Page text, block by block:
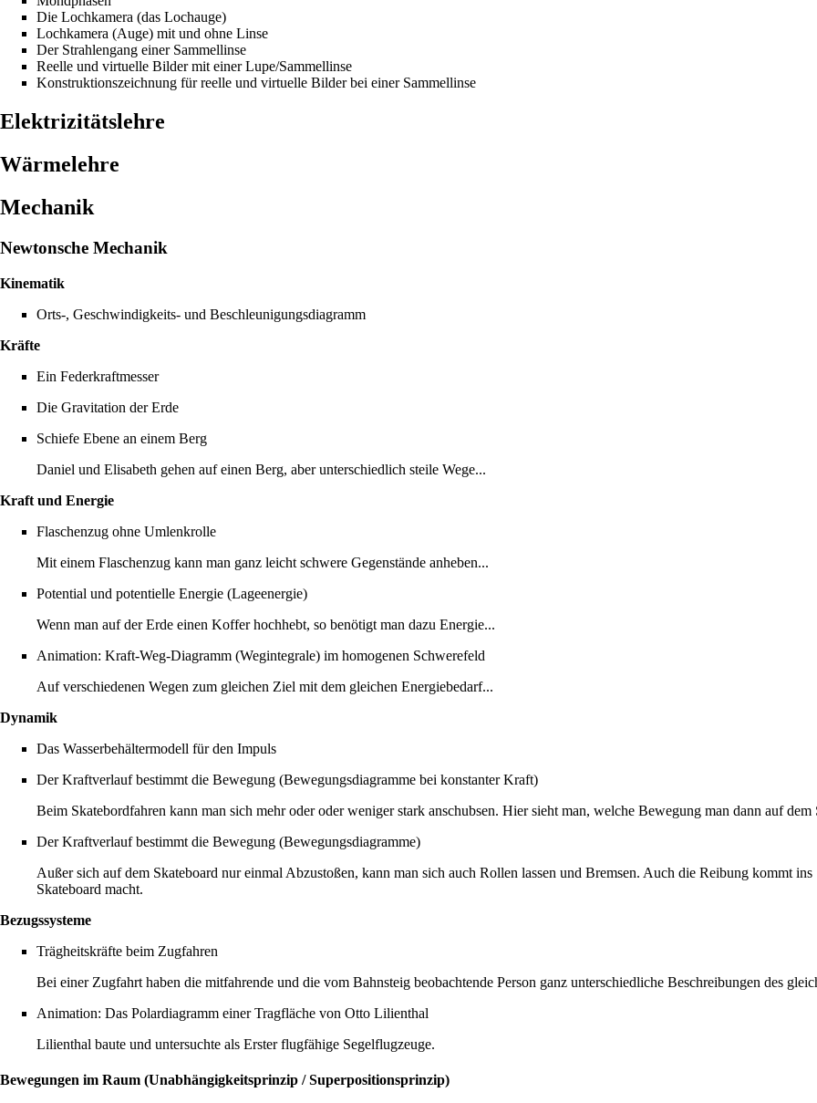
Die Lochkamera (das Lochauge)
Lochkamera (Auge) mit und ohne Linse
Der Strahlengang einer Sammellinse
Reelle und virtuelle Bilder mit einer Lupe/Sammellinse
Konstruktionszeichnung für reelle und virtuelle Bilder bei einer Sammellinse
Elektrizitätslehre
Wärmelehre
Mechanik
Newtonsche Mechanik
Kinematik
Orts-, Geschwindigkeits- und Beschleunigungsdiagramm
Kräfte
Ein Federkraftmesser
Die Gravitation der Erde
Schiefe Ebene an einem Berg
Daniel und Elisabeth gehen auf einen Berg, aber unterschiedlich steile Wege...
Kraft und Energie
Flaschenzug ohne Umlenkrolle
Mit einem Flaschenzug kann man ganz leicht schwere Gegenstände anheben...
Potential und potentielle Energie (Lageenergie)
Wenn man auf der Erde einen Koffer hochhebt, so benötigt man dazu Energie...
Animation: Kraft-Weg-Diagramm (Wegintegrale) im homogenen Schwerefeld
Auf verschiedenen Wegen zum gleichen Ziel mit dem gleichen Energiebedarf...
Dynamik
Das Wasserbehältermodell für den Impuls
Der Kraftverlauf bestimmt die Bewegung (Bewegungsdiagramme bei konstanter Kraft)
Beim Skatebordfahren kann man sich mehr oder oder weniger stark anschubsen. Hier sieht man, welche Bewegung man dann auf dem
Der Kraftverlauf bestimmt die Bewegung (Bewegungsdiagramme)
Außer sich auf dem Skateboard nur einmal Abzustoßen, kann man sich auch Rollen lassen und Bremsen. Auch die Reibung kommt
Skateboard macht.
Bezugssysteme
Trägheitskräfte beim Zugfahren
Bei einer Zugfahrt haben die mitfahrende und die vom Bahnsteig beobachtende Person ganz unterschiedliche Beschreibungen des
Animation: Das Polardiagramm einer Tragfläche von Otto Lilienthal
Lilienthal baute und untersuchte als Erster flugfähige Segelflugzeuge.
Bewegungen im Raum (Unabhängigkeitsprinzip / Superpositionsprinzip)